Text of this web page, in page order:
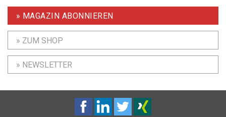
» MAGAZIN ABONNIEREN
» ZUM SHOP
» NEWSLETTER